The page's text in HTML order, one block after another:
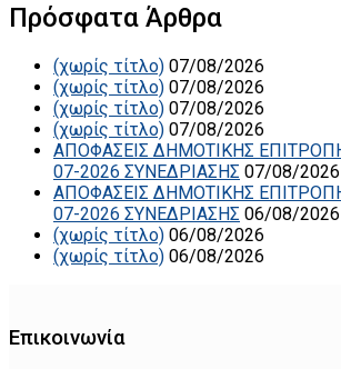
Πρόσφατα Άρθρα
(χωρίς τίτλο) 07/08/2026
(χωρίς τίτλο) 07/08/2026
(χωρίς τίτλο) 07/08/2026
(χωρίς τίτλο) 07/08/2026
ΑΠΟΦΑΣΕΙΣ ΔΗΜΟΤΙΚΗΣ
07-2026 ΣΥΝΕΔΡΙΑΣΗΣ 07/08/2026
ΑΠΟΦΑΣΕΙΣ ΔΗΜΟΤΙΚΗΣ
07-2026 ΣΥΝΕΔΡΙΑΣΗΣ 06/08/2026
(χωρίς τίτλο) 06/08/2026
(χωρίς τίτλο) 06/08/2026
Επικοινωνία